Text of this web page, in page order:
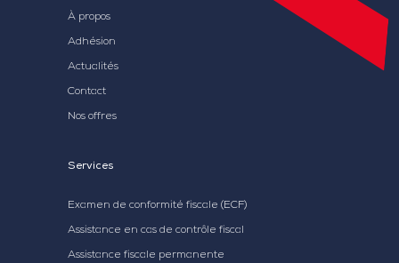
À propos
Adhésion
Actualités
Contact
Nos offres
Services
Examen de conformité fiscale (ECF)
Assistance en cas de contrôle fiscal
Assistance fiscale permanente